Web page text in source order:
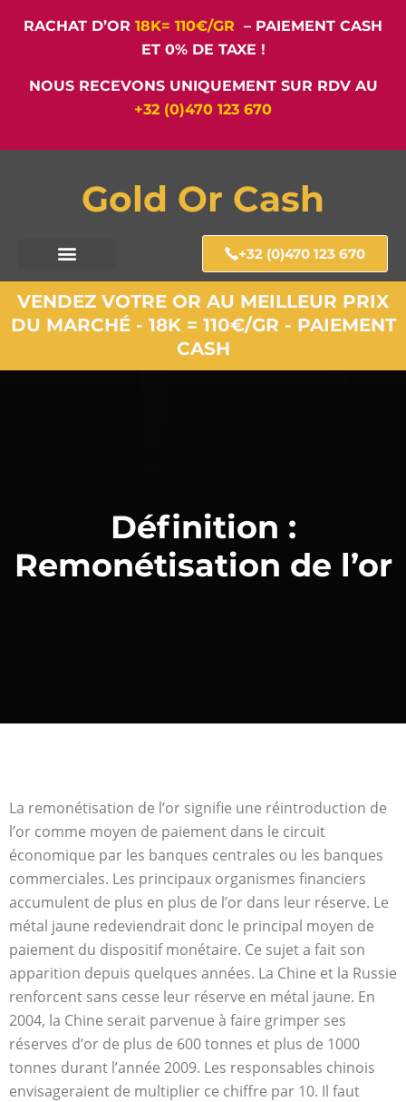
RACHAT D’OR 18K= 110€/GR – PAIEMENT CASH
ET 0% DE TAXE !
NOUS RECEVONS UNIQUEMENT SUR RDV AU
+32 (0)470 123 670
Gold Or Cash
+32 (0)470 123 670
VENDEZ VOTRE OR AU MEILLEUR PRIX
DU MARCHÉ - 18K = 110€/GR - PAIEMENT
CASH
Définition :
Remonétisation de l’or
La remonétisation de l’or signifie une réintroduction de
l’or comme moyen de paiement dans le circuit
économique par les banques centrales ou les banques
commerciales. Les principaux organismes financiers
accumulent de plus en plus de l’or dans leur réserve. Le
métal jaune redeviendrait donc le principal moyen de
paiement du dispositif monétaire. Ce sujet a fait son
apparition depuis quelques années. La Chine et la Russie
renforcent sans cesse leur réserve en métal jaune. En
2004, la Chine serait parvenue à faire grimper ses
réserves d’or de plus de 600 tonnes et plus de 1000
tonnes durant l’année 2009. Les responsables chinois
envisageraient de multiplier ce chiffre par 10. Il faut